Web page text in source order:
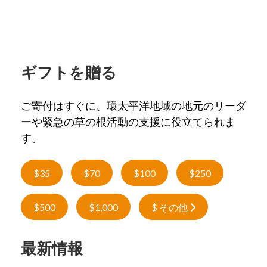
ギフトを贈る
ご寄付はすぐに、環太平洋地域の地元のリーダ
ーや緊急の草の根活動の支援に役立てられま
す。
$35 $70 $100 $250
$500 $1,000 $ その他
最新情報